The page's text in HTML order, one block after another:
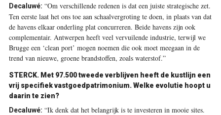
Decaluwé: “Om verschillende redenen is dat een juiste strategische zet.
Ten eerste laat het ons toe aan schaalvergroting te doen, in plaats van dat
de havens elkaar onderling plat concurreren. Beide havens zijn ook
complementair. Antwerpen heeft veel vervuilende industrie, terwijl we
Brugge een ‘clean port’ mogen noemen die ook moet meegaan in de
trend van nieuwe, groene brandstoffen, zoals waterstof.”
STERCK. Met 97.500 tweede verblijven heeft de kustlijn een
vrij specifiek vastgoedpatrimonium. Welke evolutie hoopt u
daarin te zien?
Decaluwé: “Ik denk dat het belangrijk is te investeren in mooie sites.